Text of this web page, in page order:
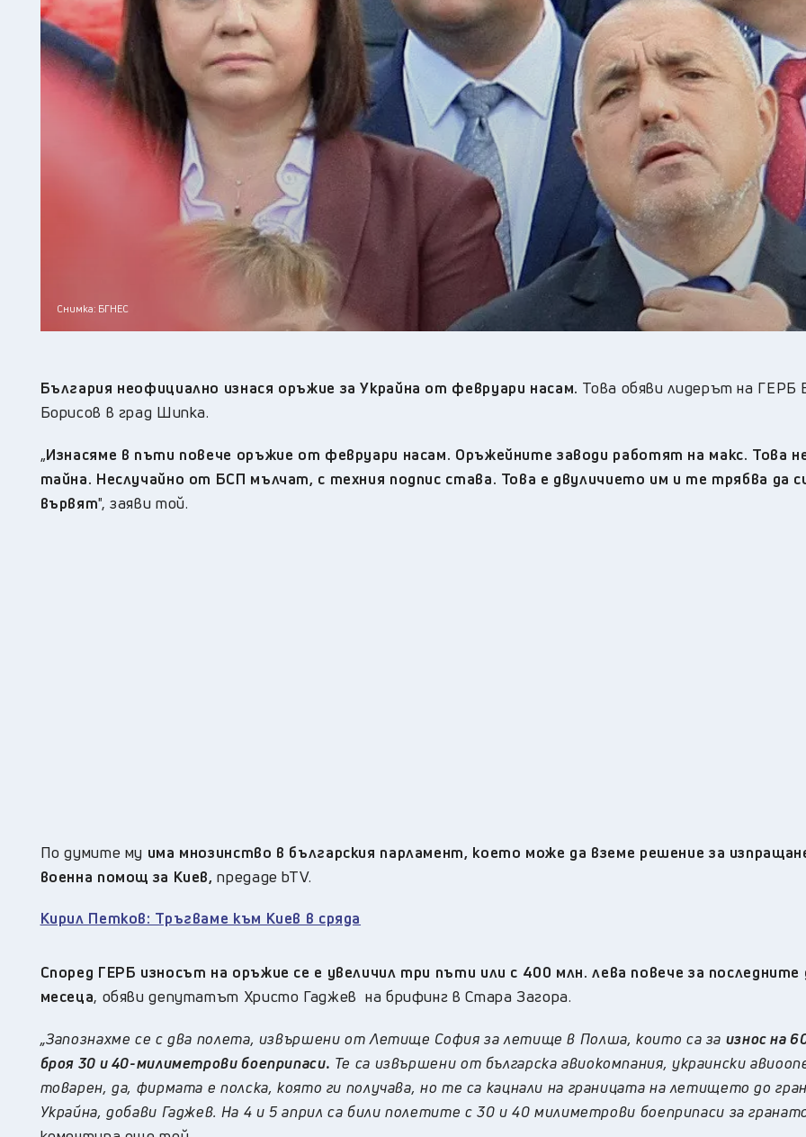
Перник, 19°C
Плевен , 24 °C
Пловдив 22°C
Разград, 23
Русе, 24°C
Силистра
Сливен, 20
Смолян, 15°C
23°C
Стара Загора 22 °C
Търговище , 23
Хасково 22°C
Шумен, 23°C
Ямбол, 20°C
Снимка: БГНЕС
България неофициално изнася оръжие за Украйна от февруари насам. Това обяви лидерът на ГЕРБ
Борисов в град Шипка.
„Изнасяме в пъти повече оръжие от февруари насам. Оръжейните заводи работят на макс. Това
тайна. Неслучайно от БСП мълчат, с техния подпис става. Това е двуличието им и те трябва да
вървят", заяви той.
По думите му има мнозинство в българския парламент, което може да вземе решение за
военна помощ за Киев, предадеbTV.
Кирил Петков: Тръгваме към Киев в сряда
Според ГЕРБ износът на оръжие се е увеличил три пъти или с 400 млн. лева повече за последните
месеца, обяви депутатът Христо Гаджев на брифинг в Стара Загора.
„Запознахме се с два полета, извършени от Летище София за летище в Полша, които са за износ на
броя 30 и 40-милиметрови боеприпаси. Те са извършени от българска авиокомпания, украински
товарен, да, фирмата е полска, която ги получава, но те са кацнали на границата на летището до
Украйна, добави Гаджев. На 4 и 5 април са били полетите с 30 и 40 милиметрови боеприпаси за